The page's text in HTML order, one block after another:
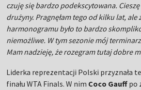
czuję się bardzo podekscytowana.
drużyny. Pragnęłam tego od kilku lat, ale
harmonogramu było to bardzo
niemożliwe. W tym sezonie mój
Mam nadzieję, że rozegram tutaj dobre
Liderka reprezentacji Polski przyznała
finału WTA Finals. W nim Coco Gauff po